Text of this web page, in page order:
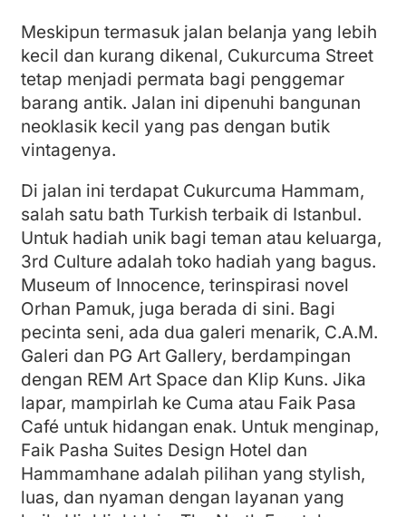
Meskipun termasuk jalan belanja yang lebih
kecil dan kurang dikenal, Cukurcuma Street
tetap menjadi permata bagi penggemar
barang antik. Jalan ini dipenuhi bangunan
neoklasik kecil yang pas dengan butik
vintagenya.
Di jalan ini terdapat Cukurcuma Hammam,
salah satu bath Turkish terbaik di Istanbul.
Untuk hadiah unik bagi teman atau keluarga,
3rd Culture adalah toko hadiah yang bagus.
Museum of Innocence, terinspirasi novel
Orhan Pamuk, juga berada di sini. Bagi
pecinta seni, ada dua galeri menarik, C.A.M.
Galeri dan PG Art Gallery, berdampingan
dengan REM Art Space dan Klip Kuns. Jika
lapar, mampirlah ke Cuma atau Faik Pasa
Café untuk hidangan enak. Untuk menginap,
Faik Pasha Suites Design Hotel dan
Hammamhane adalah pilihan yang stylish,
luas, dan nyaman dengan layanan yang